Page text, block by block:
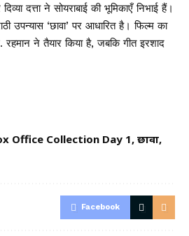
दत्ता ने सोयराबाई की भूमिकाएँ निभाई हैं।
उपन्यास ‘छावा’ पर आधारित है। फिल्म का
ने तैयार किया है, जबकि गीत इरशाद
Office Collection Day 1, छावा,
Facebook